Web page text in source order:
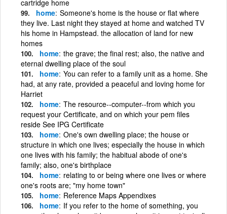
cartridge home
home Someone's home is the house or flat where
they live. Last night they stayed at home and watched TV
his home in Hampstead. the allocation of land for new
homes
home the grave; the final rest; also, the native and
eternal dwelling place of the soul
home You can refer to a family unit as a home. She
had, at any rate, provided a peaceful and loving home for
Harriet
home The resource--computer--from which you
request your Certificate, and on which your pem files
reside See IPG Certificate
home One's own dwelling place; the house or
structure in which one lives; especially the house in which
one lives with his family; the habitual abode of one's
family; also, one's birthplace
home relating to or being where one lives or where
one's roots are; "my home town"
home Reference Maps Appendixes
home If you refer to the home of something, you